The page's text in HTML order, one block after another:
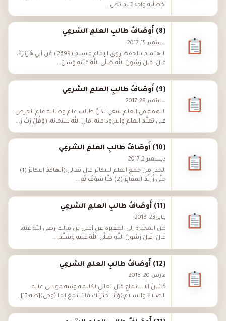
أخطأته واحدة لم تض...
(8) أَوصَافُ طالبِ العلمِ الشرعِي
سبتمبر 15, 2017
الاهتمام بالحفظ روى الإمام مسلم (2699) عَنْ أَبِي هُرَيْرَةَ،
قَالَ: قَالَ رَسُولُ اللهِ صَلَّى اللهُ عَلَيْهِ وَسَلّ...
(9) أَوصَافُ طالبِ العلمِ الشرعِي
سبتمبر 28, 2017
النهمة في العلم ينبغي لكلِّ طالب علم وطالبة علم الحرص
على تعلُّم العلم والتزود منه ،قال الله سبحانه: (وَقُلْ رَبِّ زِ...
(10) أَوصَافُ طالبِ العلمِ الشرعِي
ديسمبر 3, 2017
الحذر من جمع العلم للتكاثر قال تعالى:(أَلْهَاكُمُ التَّكَاثُرُ (1)
حَتَّى زُرْتُمُ الْمَقَابِرَ (2) كَلَّا سَوْفَ تَع...
(11) أَوصَافُ طالبِ العلمِ الشرعِي
يناير 23, 2018
من المحبرة إلى المقبرة عَنْ أَنَس بن مالك رضي الله عنه،
قَالَ: قَالَ رَسُولُ اللَّهِ صَلَّى اللهُ عَلَيْهِ وَسَلَّمَ:...
(12) أَوصَافُ طالبِ العلمِ الشرعِي
مارس 20, 2018
حُسْنُ الاستماعِ قال تعالى لكليمِه ونبيه موسى عليه
الصلاة والسلام:﴿وَأَنَا اخْتَرْتُكَ فَاسْتَمِعْ لِما يُوحى﴾[طه:13]...